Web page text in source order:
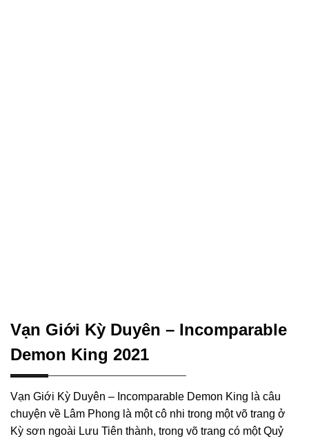
Vạn Giới Kỳ Duyên – Incomparable
Demon King 2021
Vạn Giới Kỳ Duyên – Incomparable Demon King là câu
chuyện về Lâm Phong là một cô nhi trong một võ trang ở
Kỳ sơn ngoài Lưu Tiên thành, trong võ trang có một Quỷ